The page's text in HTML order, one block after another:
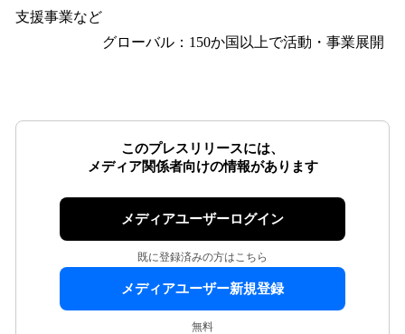
支援事業など
グローバル：150か国以上で活動・事業展開
このプレスリリースには、
メディア関係者向けの情報があります
メディアユーザーログイン
既に登録済みの方はこちら
メディアユーザー新規登録
無料